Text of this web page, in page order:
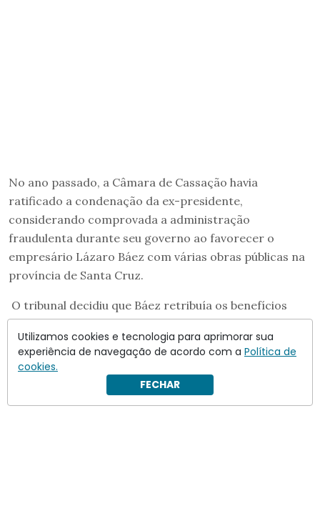
No ano passado, a Câmara de Cassação havia
ratificado a condenação da ex-presidente,
considerando comprovada a administração
fraudulenta durante seu governo ao favorecer o
empresário Lázaro Báez com várias obras públicas na
província de Santa Cruz.
O tribunal decidiu que Báez retribuía os benefícios
recebidos através de acordos ilícitos envolvendo
empresas ligadas à ex-presidente.
Aos 72 anos, ela
não poderá concorrer a uma cadeira
na Assembleia Legislativada Província de Buenos Aires.
Utilizamos cookies e tecnologia para aprimorar sua
experiência de navegação de acordo com a Política de
cookies.
FECHAR